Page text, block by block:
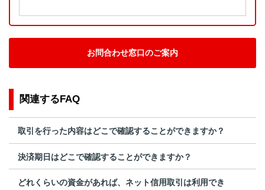
お問合わせ窓口のご案内
関連するFAQ
取引を行った内容はどこで確認することができますか？
決済期日はどこで確認することができますか？
どれくらいの資金があれば、ネット信用取引は利用でき